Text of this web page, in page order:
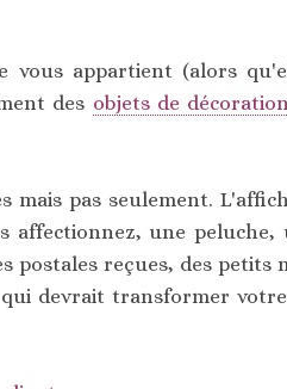
appartient (alors
des objets de
mais pas seulement.
une peluche,
postales reçues, des petits
devrait transformer